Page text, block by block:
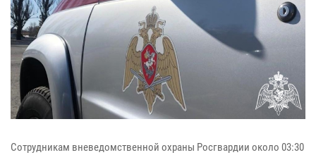
Сотрудникам вневедомственной охраны Росгвардии около 03:30